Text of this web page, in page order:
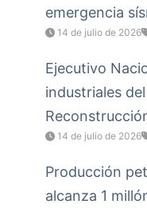
emergencia
14 de julio de 2026
Ejecutivo
industriales
14 de julio de 2026
Producción
alcanza 1